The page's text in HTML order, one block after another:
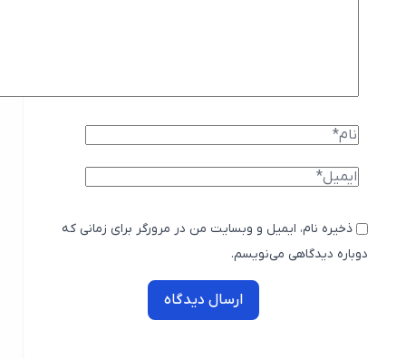
ذخیره نام، ایمیل و وبسایت من در مرورگر برای زمانی که
دوباره دیدگاهی می‌نویسم.
ارسال دیدگاه